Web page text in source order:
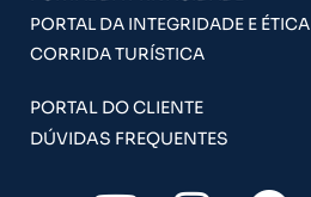
PORTAL DA INTEGRIDADE E ÉTICA
CORRIDA TURÍSTICA
PORTAL DO CLIENTE
DÚVIDAS FREQUENTES